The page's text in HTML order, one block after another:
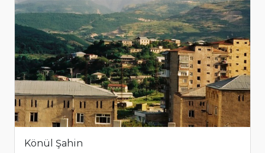
Könül Şahin